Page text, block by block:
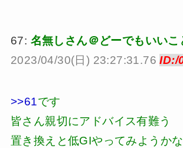
67: 名無しさん＠どーでもいいこ
2023/04/30(日) 23:27:31.76ID:/
>>61です
皆さん親切にアドバイス有難う
置き換えと低GIやってみようかな